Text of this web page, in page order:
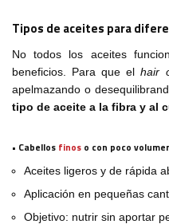
Tipos de aceites para
No todos los aceites
beneficios. Para que elhair
apelmazando o
tipo de aceite a la fibra y al
• Cabellos finos o con poco
Aceites ligeros y de rápida
Aplicación en pequeñas
Objetivo: nutrir sin aportar